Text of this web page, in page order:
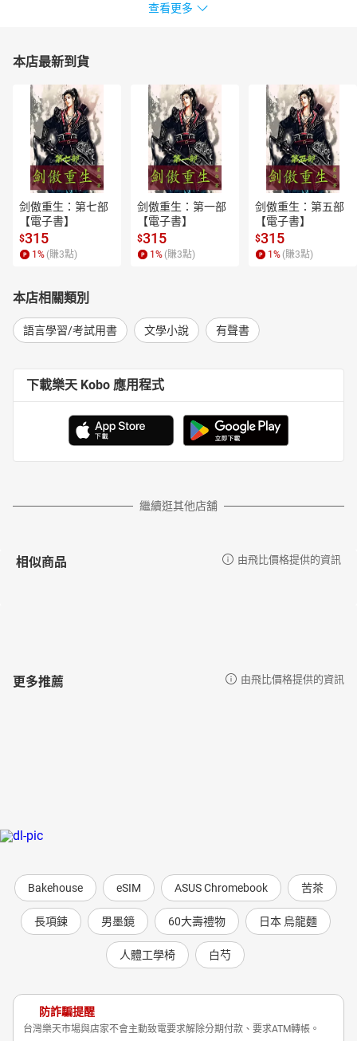
查看更多
本店最新到貨
剑傲重生：第七部
【電子書】
$315
1 % (賺3點)
剑傲重生：第一部
【電子書】
$315
1 % (賺3點)
剑傲重生：第五部
【電子書】
$315
1 % (賺3點)
本店相關類別
語言學習/考試用書 文學小說 有聲書
下載樂天 Kobo 應用程式
繼續逛其他店舖
相似商品 由飛比價格提供的資訊
更多推薦 由飛比價格提供的資訊
Bakehouse eSIM ASUS Chromebook 苦茶
長項鍊 男墨鏡 60大壽禮物 日本 烏龍麵
人體工學椅 白芍
防詐騙提醒
台灣樂天市場與店家不會主動致電要求解除分期付款、要求ATM轉帳。